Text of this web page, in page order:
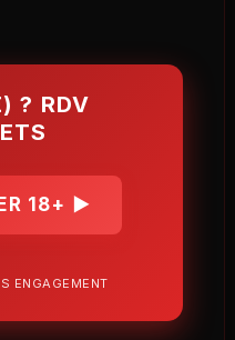
? RDV
18+ ▶
ENGAGEMENT